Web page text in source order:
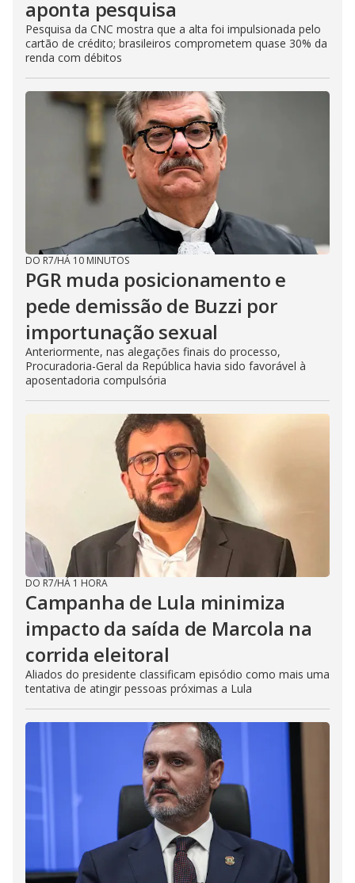
aponta pesquisa
Pesquisa da CNC mostra que a alta foi impulsionada pelo
cartão de crédito; brasileiros comprometem quase 30% da
renda com débitos
DO R7/HÁ 10 MINUTOS
PGR muda posicionamento e
pede demissão de Buzzi por
importunação sexual
Anteriormente, nas alegações finais do processo,
Procuradoria-Geral da República havia sido favorável à
aposentadoria compulsória
DO R7/HÁ 1 HORA
Campanha de Lula minimiza
impacto da saída de Marcola na
corrida eleitoral
Aliados do presidente classificam episódio como mais uma
tentativa de atingir pessoas próximas a Lula